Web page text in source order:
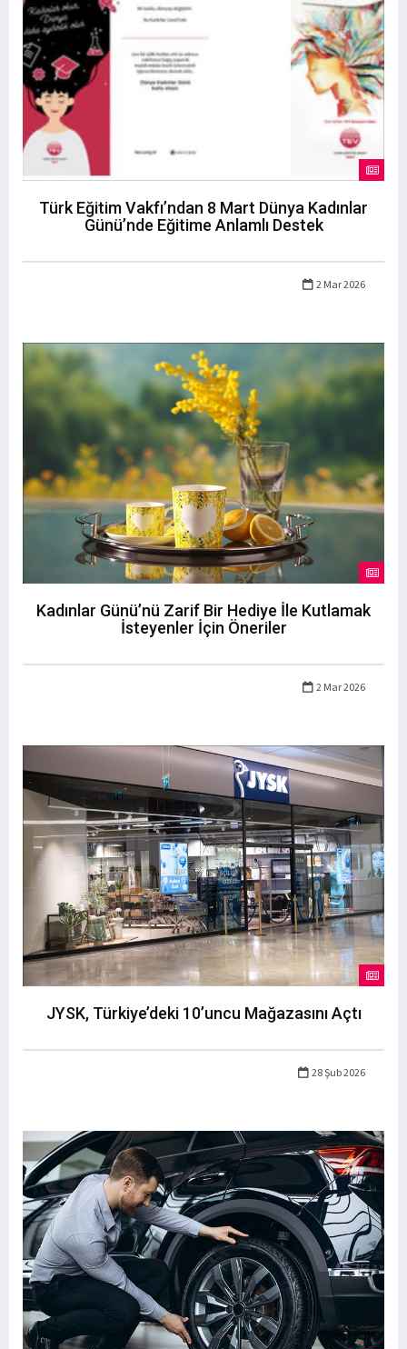
Türk Eğitim Vakfı’ndan 8 Mart Dünya Kadınlar
Günü’nde Eğitime Anlamlı Destek
2 Mar 2026
Kadınlar Günü’nü Zarif Bir Hediye İle Kutlamak
İsteyenler İçin Öneriler
2 Mar 2026
JYSK, Türkiye’deki 10’uncu Mağazasını Açtı
28 Şub 2026